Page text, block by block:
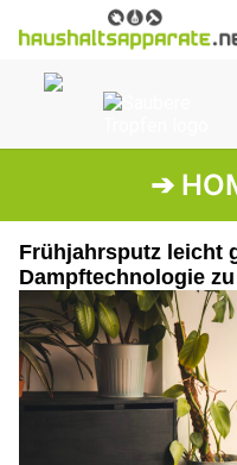
➔
Frühjahrsputz leicht
Dampftechnologie